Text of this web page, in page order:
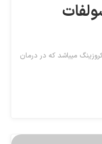
میباشد که در درمان